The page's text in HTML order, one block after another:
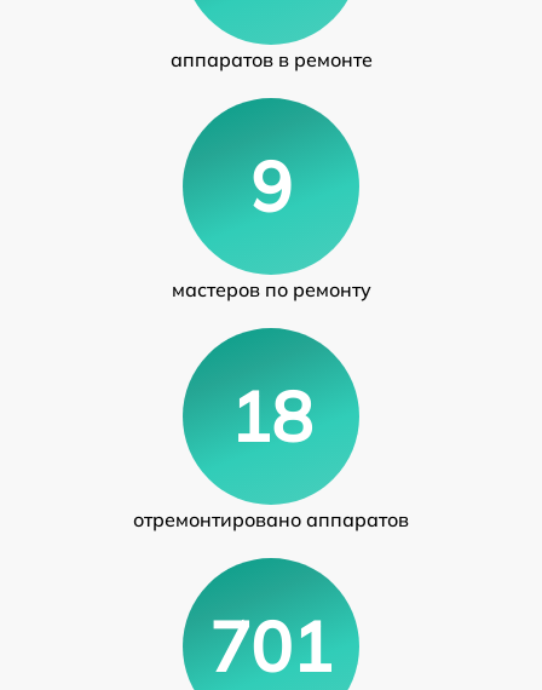
аппаратов в ремонте
9
мастеров по ремонту
18
отремонтировано аппаратов
701